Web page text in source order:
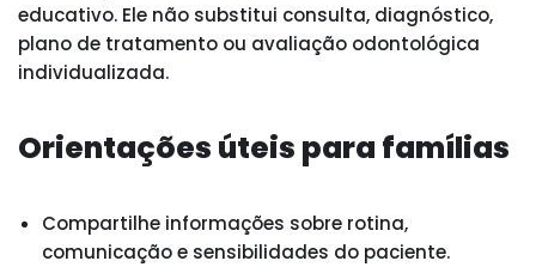
educativo. Ele não substitui consulta, diagnóstico,
plano de tratamento ou avaliação odontológica
individualizada.
Orientações úteis para famílias
Compartilhe informações sobre rotina,
comunicação e sensibilidades do paciente.